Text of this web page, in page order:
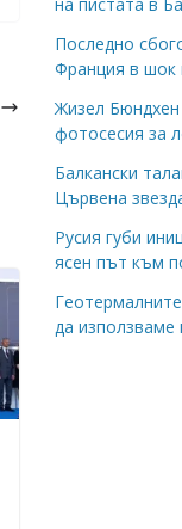
Последно
Франция в шок
Жизел
фотосесия за
Балкански
Цървена
Русия губи
ясен път към
да използваме